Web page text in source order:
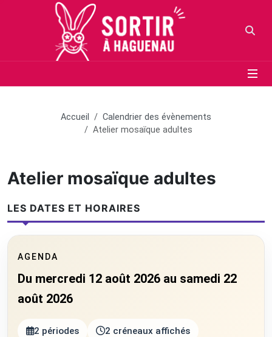
Aller au contenu principal
Aller au menu
Aller au moteur de recherche
Accueil
Calendrier des évènements
Atelier mosaïque adultes
Atelier mosaïque adultes
LES DATES ET HORAIRES
AGENDA
Du mercredi 12 août 2026 au samedi 22
août 2026
2 périodes 2 créneaux affichés
Panneau de gestion des cookies